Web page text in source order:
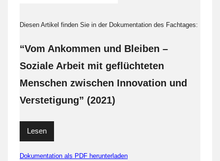
Diesen Artikel finden Sie in der Dokumentation des Fachtages:
“Vom Ankommen und Bleiben –
Soziale Arbeit mit geflüchteten
Menschen zwischen Innovation und
Verstetigung” (2021)
Lesen
Dokumentation als PDF herunterladen